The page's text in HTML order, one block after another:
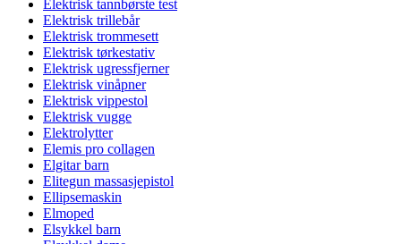
Elektrisk tannbørste test
Elektrisk trillebår
Elektrisk trommesett
Elektrisk tørkestativ
Elektrisk ugressfjerner
Elektrisk vinåpner
Elektrisk vippestol
Elektrisk vugge
Elektrolytter
Elemis pro collagen
Elgitar barn
Elitegun massasjepistol
Ellipsemaskin
Elmoped
Elsykkel barn